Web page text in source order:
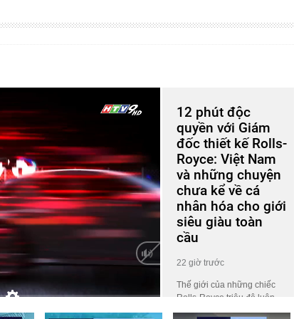
12 phút độc
quyền với Giám
đốc thiết kế Rolls-
Royce: Việt Nam
và những chuyện
chưa kể về cá
nhân hóa cho giới
siêu giàu toàn
cầu
22 giờ trước
Thế giới của những chiếc
Rolls-Royce triệu đô luôn
phủ một lớp màn bí ẩn khiến